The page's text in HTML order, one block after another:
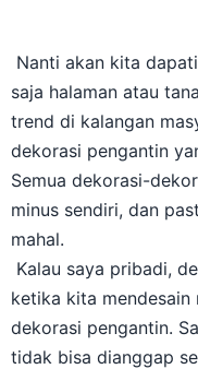
Nanti akan kita
saja halaman atau
trend di kalangan
dekorasi pengantin
Semua dekorasi-
minus sendiri, dan
mahal.
Kalau saya pribadi,
ketika kita
dekorasi pengantin.
tidak bisa dianggap